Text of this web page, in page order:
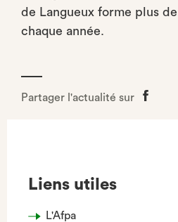
de Langueux forme plus
chaque année.
Partager l'actualité sur
Partager
Liens utiles
L'Afpa